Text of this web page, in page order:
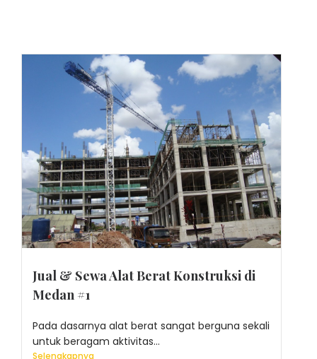
Jual & Sewa Alat Berat Konstruksi di
Medan #1
Pada dasarnya alat berat sangat berguna sekali
untuk beragam aktivitas...
Selengkapnya